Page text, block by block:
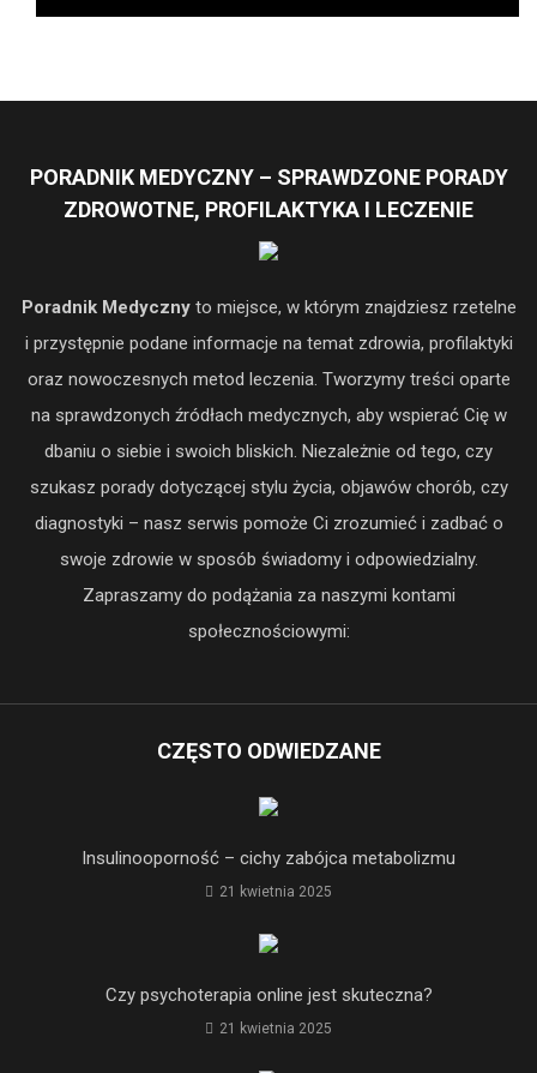
PORADNIK MEDYCZNY – SPRAWDZONE PORADY
ZDROWOTNE, PROFILAKTYKA I LECZENIE
Poradnik Medycznyto miejsce, w którym znajdziesz rzetelne
i przystępnie podane informacje na temat zdrowia, profilaktyki
oraz nowoczesnych metod leczenia. Tworzymy treści oparte
na sprawdzonych źródłach medycznych, aby wspierać Cię w
dbaniu o siebie i swoich bliskich. Niezależnie od tego, czy
szukasz porady dotyczącej stylu życia, objawów chorób, czy
diagnostyki – nasz serwis pomoże Ci zrozumieć i zadbać o
swoje zdrowie w sposób świadomy i odpowiedzialny.
Zapraszamy do podążania za naszymi kontami
społecznościowymi:
CZĘSTO ODWIEDZANE
Insulinooporność – cichy zabójca metabolizmu
21 kwietnia 2025
Czy psychoterapia online jest skuteczna?
21 kwietnia 2025